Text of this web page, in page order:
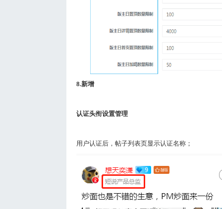
8.新增
认证头衔设置管理
用户认证后，帖子列表页显示认证名称；